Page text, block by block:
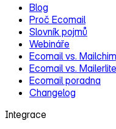
Blog
Proč Ecomail
Slovník pojmů
Webináře
Ecomail vs.
Ecomail vs. Mailerlite
Ecomail poradna
Changelog
Integrace